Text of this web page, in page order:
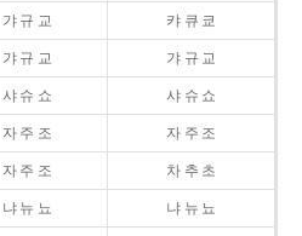
갸 규 교 캬 큐 쿄
갸 규 교 갸 규 교
샤 슈 쇼 샤 슈 쇼
자 주 조 자 주 조
자 주 조 차 추 초
냐 뉴 뇨 냐 뉴 뇨